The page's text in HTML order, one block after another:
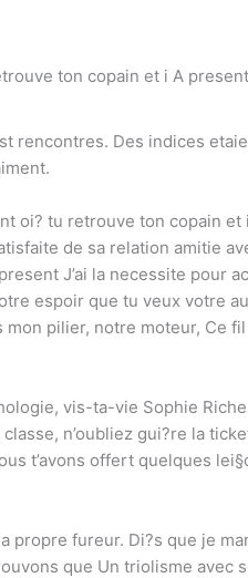
ton copain et i A
rencontres. Des indices
oi? tu retrouve ton copain
de sa relation amitie
J’ai la necessite pour
espoir que tu veux votre
pilier, notre moteur, Ce
vis-ta-vie Sophie
n’oubliez gui?re la
t’avons offert quelques
propre fureur. Di?s que je
que Un triolisme avec